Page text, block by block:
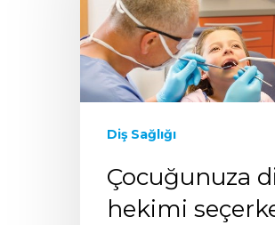
Diş Sağlığı
Çocuğunuza
hekimi